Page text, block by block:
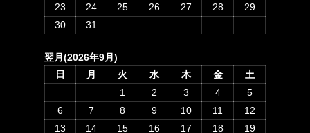
23
24 25 26 27 28
29
30
31
翌月(2026年9月)
日
月 火 水 木 金
土
1
2 3 4
5
6
7 8 9 10 11
12
13
14 15 16 17 18 19